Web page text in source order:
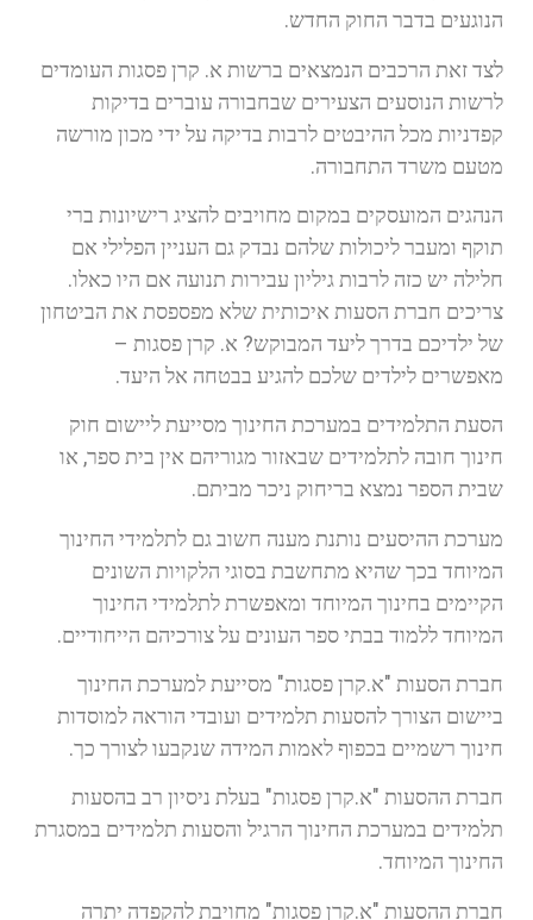
הנוגעים בדבר החוק החדש.
לצד זאת הרכבים הנמצאים ברשות א. קרן פסגות העומדים
לרשות הנוסעים הצעירים שבחבורה עוברים בדיקות
קפדניות מכל ההיבטים לרבות בדיקה על ידי מכון מורשה
מטעם משרד התחבורה.
הנהגים המועסקים במקום מחויבים להציג רישיונות ברי
תוקף ומעבר ליכולות שלהם נבדק גם העניין הפלילי אם
חלילה יש כזה לרבות גיליון עבירות תנועה אם היו כאלו.
צריכים חברת הסעות איכותית שלא מפספסת את הביטחון
של ילדיכם בדרך ליעד המבוקש? א. קרן פסגות –
מאפשרים לילדים שלכם להגיע בבטחה אל היעד.
הסעת התלמידים במערכת החינוך מסייעת ליישום חוק
חינוך חובה לתלמידים שבאזור מגוריהם אין בית ספר, או
שבית הספר נמצא בריחוק ניכר מביתם.
מערכת ההיסעים נותנת מענה חשוב גם לתלמידי החינוך
המיוחד בכך שהיא מתחשבת בסוגי הלקויות השונים
הקיימים בחינוך המיוחד ומאפשרת לתלמידי החינוך
המיוחד ללמוד בבתי ספר העונים על צורכיהם הייחודיים.
חברת הסעות "א.קרן פסגות" מסייעת למערכת החינוך
ביישום הצורך להסעות תלמידים ועובדי הוראה למוסדות
חינוך רשמיים בכפוף לאמות המידה שנקבעו לצורך כך.
חברת ההסעות "א.קרן פסגות" בעלת ניסיון רב בהסעות
תלמידים במערכת החינוך הרגיל והסעות תלמידים במסגרת
החינוך המיוחד.
חברת ההסעות "א.קרן פסגות" מחויבת להקפדה יתרה